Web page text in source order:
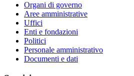
Organi di governo
Aree amministrative
Uffici
Enti e fondazioni
Politici
Personale amministrativo
Documenti e dati